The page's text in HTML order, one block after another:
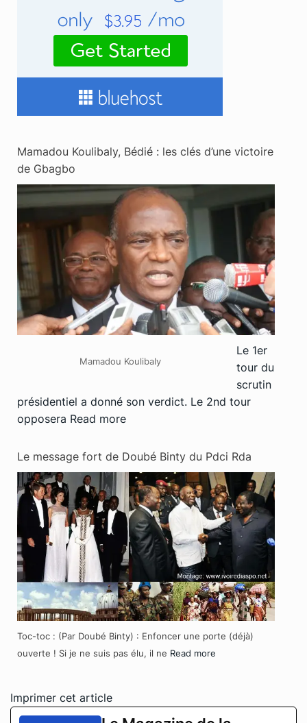
Mamadou Koulibaly, Bédié : les clés d’une victoire
de Gbagbo
Mamadou Koulibaly
Le 1er
tour du
scrutin
présidentiel a donné son verdict. Le 2nd tour
opposera Read more
Le message fort de Doubé Binty du Pdci Rda
Toc-toc : (Par Doubé Binty) : Enfoncer une porte (déjà)
ouverte ! Si je ne suis pas élu, il ne Read more
Imprimer cet article